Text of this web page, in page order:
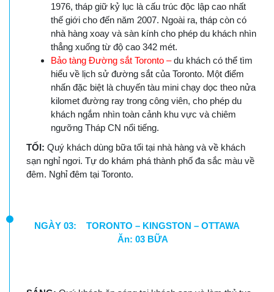
1976, tháp giữ kỷ lục là cấu trúc độc lập cao nhất
thế giới cho đến năm 2007. Ngoài ra, tháp còn có
nhà hàng xoay và sàn kính cho phép du khách nhìn
thẳng xuống từ độ cao 342 mét.
Bảo tàng Đường sắt Toronto –du khách có thể tìm
hiểu về lịch sử đường sắt của Toronto. Một điểm
nhấn đặc biệt là chuyến tàu mini chạy dọc theo nửa
kilomet đường ray trong công viên, cho phép du
khách ngắm nhìn toàn cảnh khu vực và chiêm
ngưỡng Tháp CN nổi tiếng.
TỐI: Quý khách dùng bữa tối tại nhà hàng và về khách
sạn nghỉ ngơi. Tự do khám phá thành phố đa sắc màu về
đêm. Nghỉ đêm tại Toronto.
NGÀY 03: TORONTO – KINGSTON – OTTAWA
Ăn: 03 BỮA